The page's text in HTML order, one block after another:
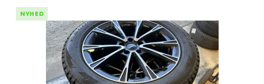
NYHED